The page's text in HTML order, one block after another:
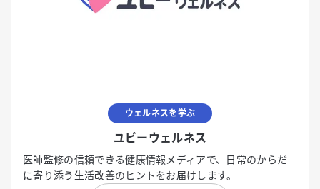
ウェルネスを学ぶ
ユビーウェルネス
医師監修の信頼できる健康情報メディアで、日常のからだ
に寄り添う生活改善のヒントをお届けします。